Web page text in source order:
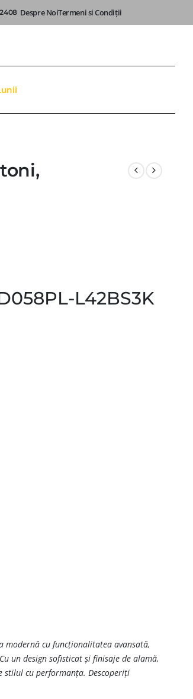
Despre NoiTermeni si Condiții
L42BS3K
modernă cu funcționalitatea avansată,
un design sofisticat și finisaje de alamă,
stilul cu performanța. Descoperiți